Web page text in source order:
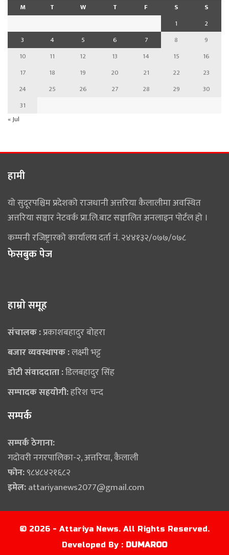
M T W T F S
S
1
2
3
4 5 6 7 8
9
10
11 12 13 14 15
16
17
18 19 20 21 22
23
24
25 26 27 28 29
30
31
« Jul
हामी
यो सुदूरपश्चिम प्रदेशको राजधानी अत्तरिया कैलालीमा अवस्थित
अत्तरिया सञ्चार नेटवर्क प्रा.लि.बाट सञ्चालित अनलाइन पोर्टल हो ।
कम्पनी रजिष्ट्रारको कार्यालय दर्ता नं. २४४१३२/०७७/०७८
फेसबुक पेज
हाम्राे समूह
संचालक :प्रकाशबहादुर बोहरा
बजार व्यवस्थापक :लक्ष्मी भट्ट
डोटी संवाददाता :डिलबहादुर सिंह
सम्पादक सहयोगी:हरिश चन्द
सम्पर्क
सम्पर्क ठेगाना:
गदोवरी नगरपालिका-२, अत्तरिया, कैलाली
फोन:९८४८४२१६८२
इमेल:attariyanews2077@gmail.com
© 2026 - Attariya News. All Rights Reserved.
Developed By : DUMAROO